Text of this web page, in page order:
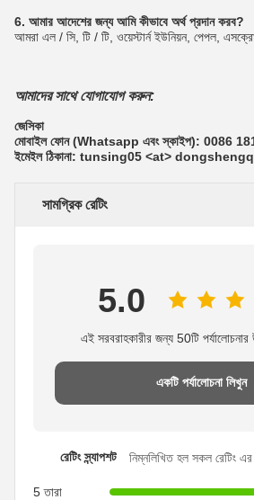
6. আমার আদেশের জন্য আমি কীভাবে অর্থ প্রদান করব?
আমরা এল / সি, টি / টি, ওয়েস্টার্ন ইউনিয়ন, পেপল,
আমাদের সাথে যোগাযোগ করুন:
জেসিকা
মোবাইল ফোন (Whatsapp এবং স্কাইপ): 0086
ইমেইল ঠিকানা: tunsing05 <at>
সামগ্রিক রেটিং
5.0
এই সরবরাহকারীর জন্য 50টি
একটি পর্যালোচনা লিখুন
রেটিং স্ন্যাপশট নিম্নলিখিত হল সকল রেটিং
5 তারা